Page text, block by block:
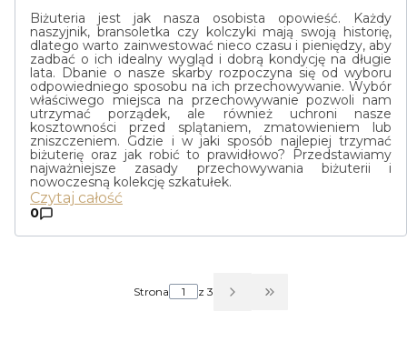
Biżuteria jest jak nasza osobista opowieść. Każdy
naszyjnik, bransoletka czy kolczyki mają swoją historię,
dlatego warto zainwestować nieco czasu i pieniędzy, aby
zadbać o ich idealny wygląd i dobrą kondycję na długie
lata. Dbanie o nasze skarby rozpoczyna się od wyboru
odpowiedniego sposobu na ich przechowywanie. Wybór
właściwego miejsca na przechowywanie pozwoli nam
utrzymać porządek, ale również uchroni nasze
kosztowności przed splątaniem, zmatowieniem lub
zniszczeniem. Gdzie i w jaki sposób najlepiej trzymać
biżuterię oraz jak robić to prawidłowo? Przedstawiamy
najważniejsze zasady przechowywania biżuterii i
nowoczesną kolekcję szkatułek.
Czytaj całość
0
Strona z 3 Przejdź do